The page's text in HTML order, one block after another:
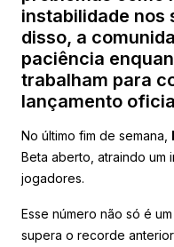
instabilidade nos
disso, a
paciência
trabalham para
lançamento
No último fim de semana,
Beta aberto, atraindo um
jogadores.
Esse número não só é
supera o recorde